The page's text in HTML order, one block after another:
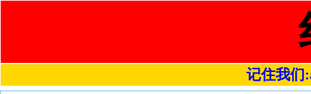
记住我们